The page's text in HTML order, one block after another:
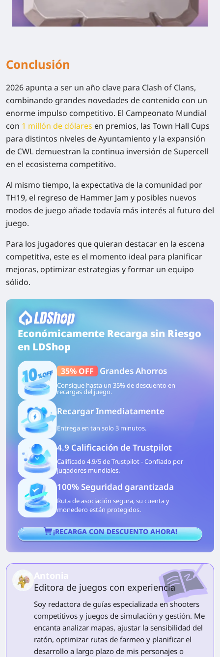
Conclusión
2026 apunta a ser un año clave para Clash of Clans,
combinando grandes novedades de contenido con un
enorme impulso competitivo. El Campeonato Mundial
con 1 millón de dólares en premios, las Town Hall Cups
para distintos niveles de Ayuntamiento y la expansión
de CWL demuestran la continua inversión de Supercell
en el ecosistema competitivo.
Al mismo tiempo, la expectativa de la comunidad por
TH19, el regreso de Hammer Jam y posibles nuevos
modos de juego añade todavía más interés al futuro del
juego.
Para los jugadores que quieran destacar en la escena
competitiva, este es el momento ideal para planificar
mejoras, optimizar estrategias y formar un equipo
sólido.
Económicamente Recarga sin Riesgo
en LDShop
35% OFF Grandes Ahorros
Consigue hasta un 35% de descuento en
recargas del juego.
Recargar Inmediatamente
Entrega en tan solo 3 minutos.
4.9 Calificación de Trustpilot
Calificado 4.9/5 de Trustpilot - Confiado por
jugadores mundiales.
100%Seguridad garantizada
Ruta de asociación segura, su cuenta y
monedero están protegidos.
¡RECARGA CON DESCUENTO AHORA!
Antonia
Editora de juegos con experiencia
Soy redactora de guías especializada en shooters
competitivos y juegos de simulación y gestión. Me
encanta analizar mapas, ajustar la sensibilidad del
ratón, optimizar rutas de farmeo y planificar el
desarrollo a largo plazo de mis personajes o